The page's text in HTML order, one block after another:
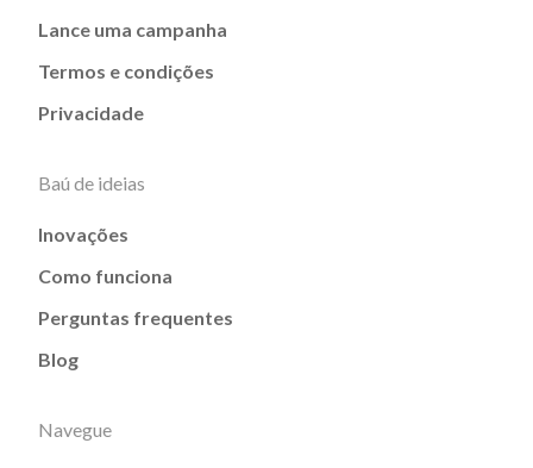
Lance uma campanha
Termos e condições
Privacidade
Baú de ideias
Inovações
Como funciona
Perguntas frequentes
Blog
Navegue